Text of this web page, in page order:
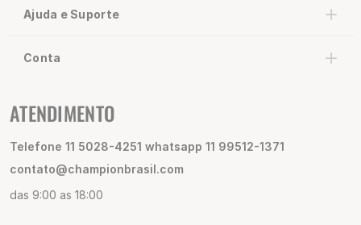
Ajuda e Suporte
Conta
ATENDIMENTO
Telefone 11 5028-4251 whatsapp 11 99512-1371
contato@championbrasil.com
das 9:00 as 18:00